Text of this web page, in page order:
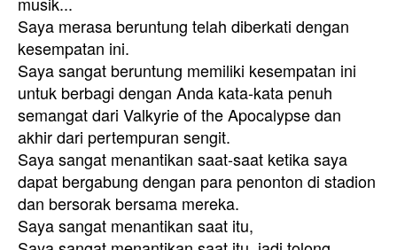
Saya merasa beruntung telah diberkati dengan
kesempatan ini.
Saya sangat beruntung memiliki kesempatan ini
untuk berbagi dengan Anda kata-kata penuh
semangat dari Valkyrie of the Apocalypse dan
akhir dari pertempuran sengit.
Saya sangat menantikan saat-saat ketika saya
dapat bergabung dengan para penonton di stadion
dan bersorak bersama mereka.
Saya sangat menantikan saat itu,